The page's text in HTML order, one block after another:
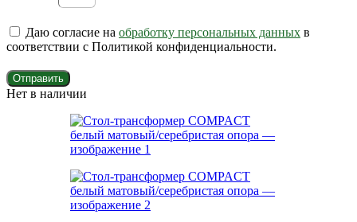
Даю согласие на обработку персональных данных в
соответствии с Политикой конфиденциальности.
Отправить
Нет в наличии